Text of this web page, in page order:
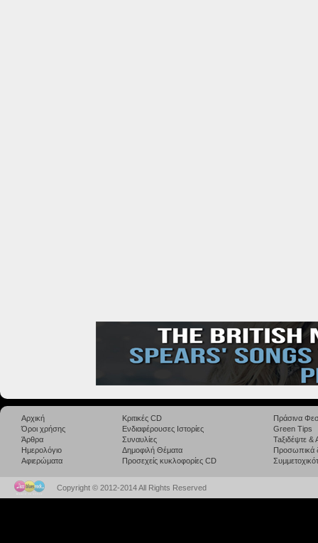
Αρχική
Όροι χρήσης
Άρθρα
Ημερολόγιο
Αφιερώματα
Κριτικές CD
Ενδιαφέρουσες Ιστορίες
Συναυλίες
Δημοφιλή Θέματα
Προσεχείς κυκλοφορίες CD
Πράσινα
Green Tips
Taξιδέψτε
Προσωπικά
Copyright © 2012-2014 All Rights Reserved